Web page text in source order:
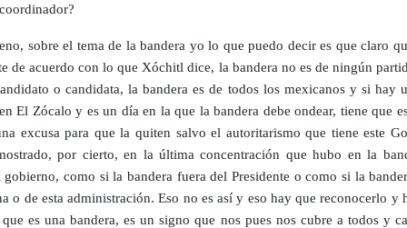
sobre el tema de la bandera yo lo que puedo decir es que claro
de acuerdo con lo que Xóchitl dice, la bandera no es de ningún
o candidata, la bandera es de todos los mexicanos y si hay
El Zócalo y es un día en la que la bandera debe ondear, tiene que
excusa para que la quiten salvo el autoritarismo que tiene este
por cierto, en la última concentración que hubo en la
como si la bandera fuera del Presidente o como si la
o de esta administración. Eso no es así y eso hay que reconocerlo y
que es una bandera, es un signo que nos pues nos cubre a todos y